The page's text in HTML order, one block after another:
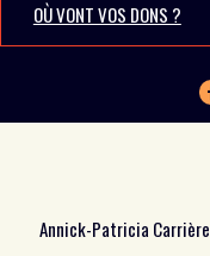
OÙ VONT VOS DONS ?
Annick-Patricia Carrière